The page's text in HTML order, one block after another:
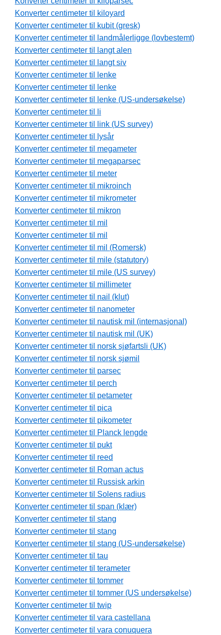
Konverter centimeter til kiloyard
Konverter centimeter til kubit (gresk)
Konverter centimeter til landmålerligge (lovbestemt)
Konverter centimeter til langt alen
Konverter centimeter til langt siv
Konverter centimeter til lenke
Konverter centimeter til lenke
Konverter centimeter til lenke (US-undersøkelse)
Konverter centimeter til li
Konverter centimeter til link (US survey)
Konverter centimeter til lysår
Konverter centimeter til megameter
Konverter centimeter til megaparsec
Konverter centimeter til meter
Konverter centimeter til mikroinch
Konverter centimeter til mikrometer
Konverter centimeter til mikron
Konverter centimeter til mil
Konverter centimeter til mil
Konverter centimeter til mil (Romersk)
Konverter centimeter til mile (statutory)
Konverter centimeter til mile (US survey)
Konverter centimeter til millimeter
Konverter centimeter til nail (klut)
Konverter centimeter til nanometer
Konverter centimeter til nautisk mil (internasjonal)
Konverter centimeter til nautisk mil (UK)
Konverter centimeter til norsk sjøfartsli (UK)
Konverter centimeter til norsk sjømil
Konverter centimeter til parsec
Konverter centimeter til perch
Konverter centimeter til petameter
Konverter centimeter til pica
Konverter centimeter til pikometer
Konverter centimeter til Planck lengde
Konverter centimeter til pukt
Konverter centimeter til reed
Konverter centimeter til Roman actus
Konverter centimeter til Russisk arkin
Konverter centimeter til Solens radius
Konverter centimeter til span (klær)
Konverter centimeter til stang
Konverter centimeter til stang
Konverter centimeter til stang (US-undersøkelse)
Konverter centimeter til tau
Konverter centimeter til terameter
Konverter centimeter til tommer
Konverter centimeter til tommer (US undersøkelse)
Konverter centimeter til twip
Konverter centimeter til vara castellana
Konverter centimeter til vara conuquera